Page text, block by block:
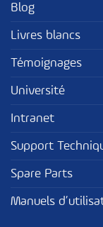
Blog
Livres blancs
Témoignages
Université
Intranet
Support
Spare Parts
Manuels